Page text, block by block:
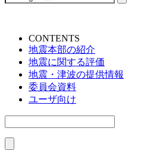
CONTENTS
地震本部の紹介
地震に関する評価
地震・津波の提供情報
委員会資料
ユーザ向け